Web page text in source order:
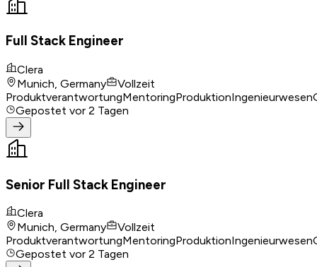
Full Stack Engineer
Clera
Munich, Germany
Vollzeit
ProduktverantwortungMentoringProduktionIngenieurwesen
Gepostet vor 2 Tagen
Senior Full Stack Engineer
Clera
Munich, Germany
Vollzeit
ProduktverantwortungMentoringProduktionIngenieurwesen
Gepostet vor 2 Tagen